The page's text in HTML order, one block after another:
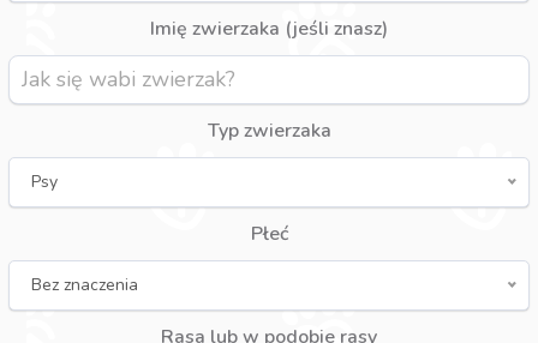
Imię zwierzaka (jeśli znasz)
Typ zwierzaka
Psy
Płeć
Bez znaczenia
Rasa lub w podobie rasy